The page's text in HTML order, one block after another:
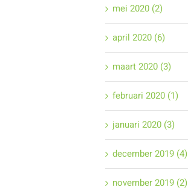
mei 2020 (2)
april 2020 (6)
maart 2020 (3)
februari 2020 (1)
januari 2020 (3)
december 2019 (4)
november 2019 (2)